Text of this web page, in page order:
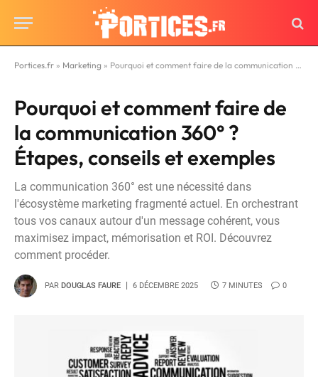
Portices.fr » Marketing » Pourquoi et comment faire de la communication 360° ? Étapes, conseils et exemples
Pourquoi et comment faire de
la communication 360° ?
Étapes, conseils et exemples
La communication 360° est une nécessité dans
l'écosystème marketing fragmenté actuel. En orchestrant
tous vos canaux autour d'un message cohérent, vous
maximisez impact, mémorisation et ROI. Découvrez
comment procéder.
PAR DOUGLAS FAURE 6 DÉCEMBRE 2025 7 MINUTES 0